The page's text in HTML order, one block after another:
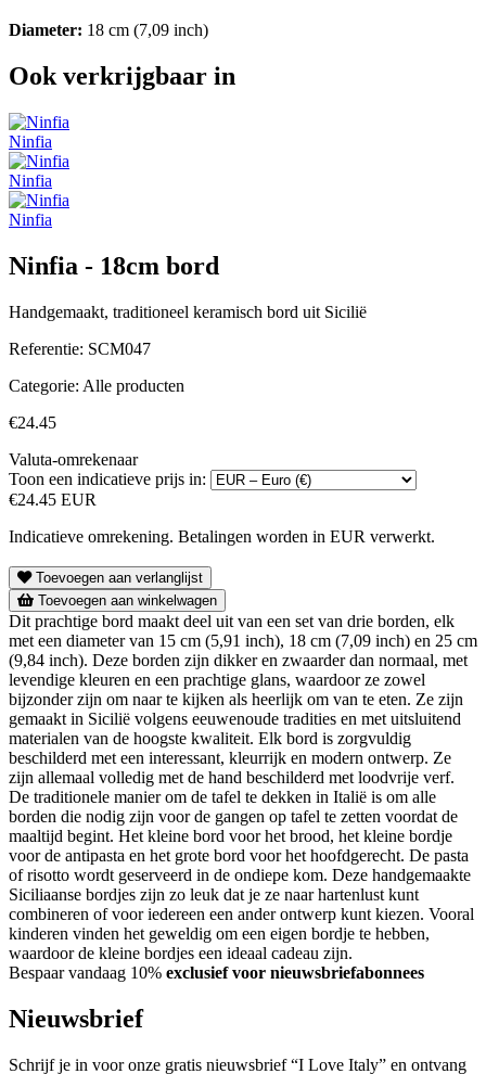
Diameter: 18 cm (7,09 inch)
Ook verkrijgbaar in
Ninfia
Ninfia
Ninfia
Ninfia - 18cm bord
Handgemaakt, traditioneel keramisch bord uit Sicilië
Referentie: SCM047
Categorie: Alle producten
€24.45
Valuta-omrekenaar
Toon een indicatieve prijs in:
€24.45 EUR
Indicatieve omrekening. Betalingen worden in EUR verwerkt.
Toevoegen aan verlanglijst
Toevoegen aan winkelwagen
Dit prachtige bord maakt deel uit van een set van drie borden, elk
met een diameter van 15 cm (5,91 inch), 18 cm (7,09 inch) en 25 cm
(9,84 inch). Deze borden zijn dikker en zwaarder dan normaal, met
levendige kleuren en een prachtige glans, waardoor ze zowel
bijzonder zijn om naar te kijken als heerlijk om van te eten. Ze zijn
gemaakt in Sicilië volgens eeuwenoude tradities en met uitsluitend
materialen van de hoogste kwaliteit. Elk bord is zorgvuldig
beschilderd met een interessant, kleurrijk en modern ontwerp. Ze
zijn allemaal volledig met de hand beschilderd met loodvrije verf.
De traditionele manier om de tafel te dekken in Italië is om alle
borden die nodig zijn voor de gangen op tafel te zetten voordat de
maaltijd begint. Het kleine bord voor het brood, het kleine bordje
voor de antipasta en het grote bord voor het hoofdgerecht. De pasta
of risotto wordt geserveerd in de ondiepe kom. Deze handgemaakte
Siciliaanse bordjes zijn zo leuk dat je ze naar hartenlust kunt
combineren of voor iedereen een ander ontwerp kunt kiezen. Vooral
kinderen vinden het geweldig om een eigen bordje te hebben,
waardoor de kleine bordjes een ideaal cadeau zijn.
Bespaar vandaag 10% exclusief voor nieuwsbriefabonnees
Nieuwsbrief
Schrijf je in voor onze gratis nieuwsbrief “I Love Italy” en ontvang